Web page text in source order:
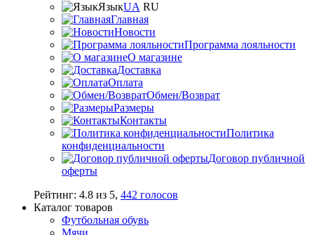
ЯзыкUA RU
Главная
Новости
Программа лояльности
О магазине
Доставка
Оплата
Обмен/Возврат
Размеры
Контакты
Политика
конфиденциальности
Договор публичной
оферты
Рейтинг: 4.8 из 5, 442 голосов
Каталог товаров
Футбольная обувь